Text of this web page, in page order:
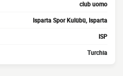
club uomo
Isparta Spor Kulübü, Isparta
ISP
Turchia